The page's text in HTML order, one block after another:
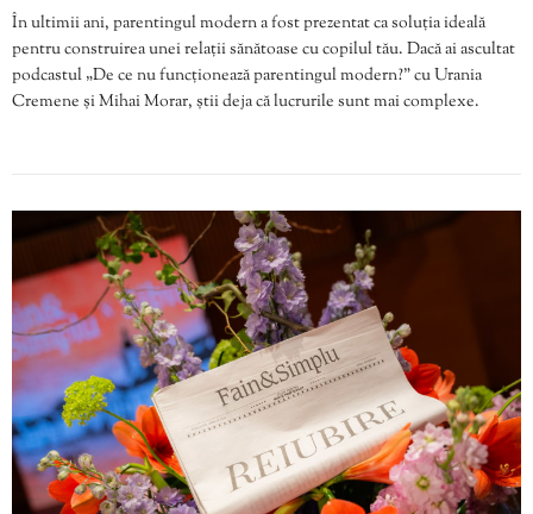
În ultimii ani, parentingul modern a fost prezentat ca soluția ideală
pentru construirea unei relații sănătoase cu copilul tău. Dacă ai ascultat
podcastul „De ce nu funcționează parentingul modern?” cu Urania
Cremene și Mihai Morar, știi deja că lucrurile sunt mai complexe.